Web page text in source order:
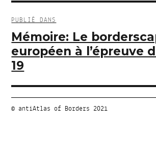
Navigation
de
l’article
PUBLIÉ DANS
Mémoire: Le
européen à l’épreuve
19
© antiAtlas of Borders 2021